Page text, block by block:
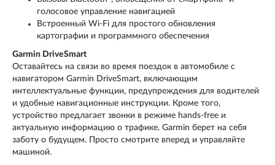
голосовое управление навигацией
Встроенный Wi-Fi для простого обновления
картографии и программного обеспечения
Garmin DriveSmart
Оставайтесь на связи во время поездок в автомобиле с
навигатором Garmin DriveSmart, включающим
интеллектуальные функции, предупреждения для водителей
и удобные навигационные инструкции. Кроме того,
устройство предлагает звонки в режиме hands-free и
актуальную информацию о трафике. Garmin берет на себя
заботу о будущем. Просто смотрите вперед и управляйте
машиной.